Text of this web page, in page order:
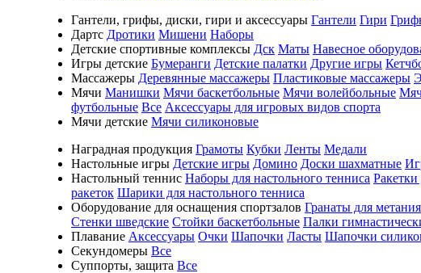
Гантели, грифы, диски, гири и аксессуары Гантели Гири
Дартс Дротики Мишени Наборы
Детские спортивные комплексы Дск Маты Навесное
Игры детские Бумеранги Детские палатки Другие игры
Массажеры Деревянные массажеры Пластиковые массажеры
Мячи Манишки Мячи баскетбольные Мячи волейбольные
футбольные Все Аксессуары для игровых видов спорта
Мячи детские Мячи силиконовые
Наградная продукция Грамоты Кубки Ленты Медали
Настольные игры Детские игры Домино Доски шахматные
Настольный теннис Наборы для настольного тенниса Ракетки
ракеток Шарики для настольного тенниса
Оборудование для оснащения спортзалов Гранаты для метания
Стенки шведские Стойки баскетбольные Палки
Плавание Аксессуары Очки Шапочки Ласты Шапочки
Секундомеры Все
Суппорты, защита Все